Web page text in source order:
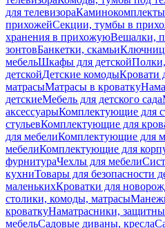
для телевизораКаминокомплекты
прихожейСекции, тумбы в
хранения в прихожуюВешалки,
зонтовБанкетки, скамьи
мебельШкафы для детской
детскойДетские комодыКровати
матрасыМатрасы в кроватку
детскиеМебель для детского сада
аксессуарыКомплектующие для
стульевКомплектующие для
для мебелиКомплектующие для
мебелиКомплектующие для
фурнитураЧехлы для мебели
кухниТовары для безопасности
маленькихКроватки для
столики, комоды, матрасы
кроваткуНаматрасники,
мебельСадовые диваны, кресла